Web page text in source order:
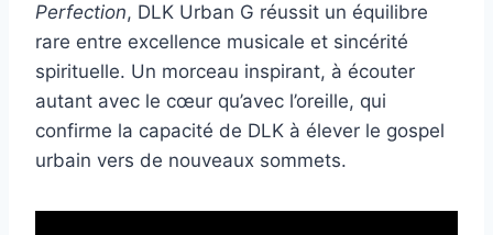
Perfection, DLK Urban G réussit un équilibre
rare entre excellence musicale et sincérité
spirituelle. Un morceau inspirant, à écouter
autant avec le cœur qu’avec l’oreille, qui
confirme la capacité de DLK à élever le gospel
urbain vers de nouveaux sommets.